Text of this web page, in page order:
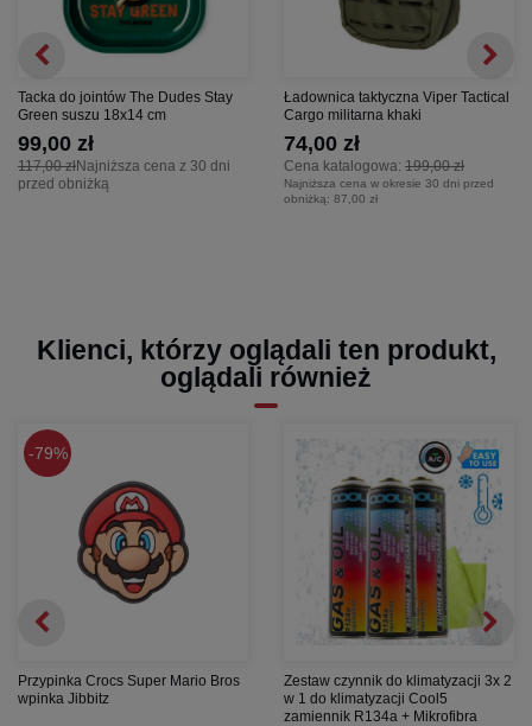
Tacka do jointów The Dudes Stay
Green suszu 18x14 cm
117,00 złNajniższa cena z 30 dni
przed obniżką
99,00 zł
Ładownica taktyczna Viper Tactical
Cargo militarna khaki
Cena katalogowa: 199,00 zł
74,00 zł
Najniższa cena w okresie 30 dni przed
obniżką: 87,00 zł
Klienci, którzy oglądali ten produkt,
oglądali również
79%
Przypinka Crocs Super Mario Bros
wpinka Jibbitz
Zestaw czynnik do klimatyzacji 3x 2
w 1 do klimatyzacji Cool5
zamiennik R134a + Mikrofibra